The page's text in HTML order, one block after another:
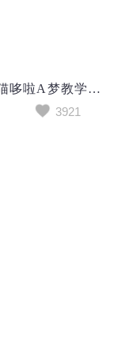
可爱机器猫哆啦A梦教学课件PPT模板
3921